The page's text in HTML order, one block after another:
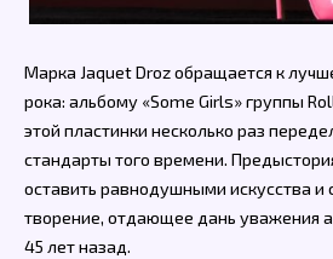
Марка Jaquet Droz обращается к
рока: альбому «Some Girls» группы
этой пластинки несколько раз
стандарты того времени.
оставить равнодушными искусства и
творение, отдающее дань уважения
45 лет назад.